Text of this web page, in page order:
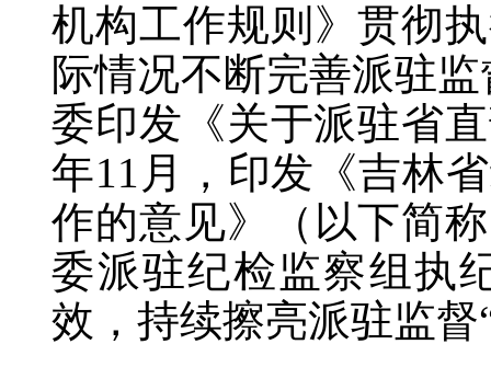
机构工作规则》贯彻
际情况不断完善派驻
委印发《关于派驻省
年11月，印发《吉林
作的意见》（以下简
委派驻纪检监察组执
效，持续擦亮派驻监督